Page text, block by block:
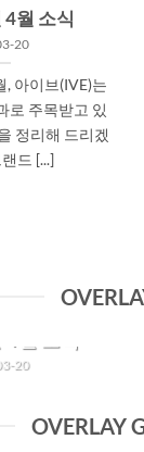
4월 소식
20
, 아이브(IVE)는
로 주목받고 있
정리해 드리겠
드 [...]
20
성과로 주목받
OVERLAY